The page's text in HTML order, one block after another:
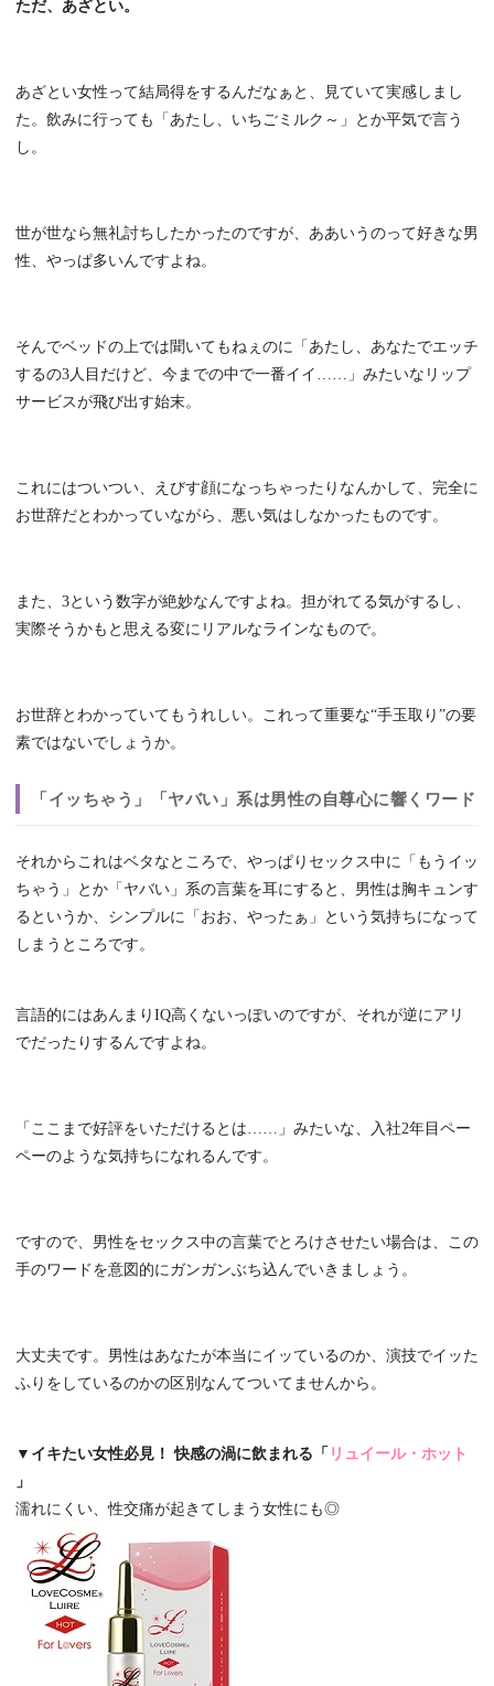
ただ、あざとい。
あざとい女性って結局得をするんだなぁと、見ていて実感しまし
た。飲みに行っても「あたし、いちごミルク～」とか平気で言う
し。
世が世なら無礼討ちしたかったのですが、ああいうのって好きな男
性、やっぱ多いんですよね。
そんでベッドの上では聞いてもねぇのに「あたし、あなたでエッチ
するの3人目だけど、今までの中で一番イイ……」みたいなリップ
サービスが飛び出す始末。
これにはついつい、えびす顔になっちゃったりなんかして、完全に
お世辞だとわかっていながら、悪い気はしなかったものです。
また、3という数字が絶妙なんですよね。担がれてる気がするし、
実際そうかもと思える変にリアルなラインなもので。
お世辞とわかっていてもうれしい。これって重要な“手玉取り”の要
素ではないでしょうか。
「イッちゃう」「ヤバい」系は男性の自尊心に響くワード
それからこれはベタなところで、やっぱりセックス中に「もうイッ
ちゃう」とか「ヤバい」系の言葉を耳にすると、男性は胸キュンす
るというか、シンプルに「おお、やったぁ」という気持ちになって
しまうところです。
言語的にはあんまりIQ高くないっぽいのですが、それが逆にアリ
でだったりするんですよね。
「ここまで好評をいただけるとは……」みたいな、入社2年目ペー
ペーのような気持ちになれるんです。
ですので、男性をセックス中の言葉でとろけさせたい場合は、この
手のワードを意図的にガンガンぶち込んでいきましょう。
大丈夫です。男性はあなたが本当にイッているのか、演技でイッた
ふりをしているのかの区別なんてついてませんから。
▼イキたい女性必見！ 快感の渦に飲まれる「 リュイール・ホット
」
濡れにくい、性交痛が起きてしまう女性にも◎